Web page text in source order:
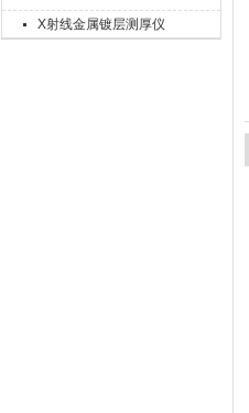
上海精诚兴仪器仪表有限公司
X射线金属镀层测厚仪